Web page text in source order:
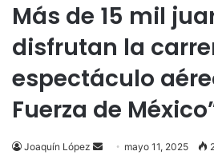
Más de 15 mil
disfrutan la
espectáculo
Fuerza de
Joaquín López
Send mayo 11, 2025